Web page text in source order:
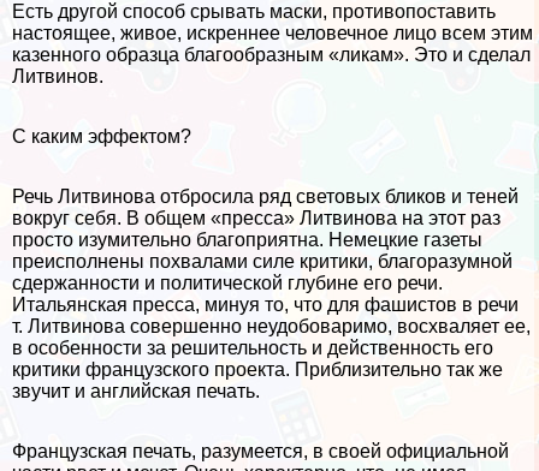
Есть другой способ срывать маски, противопоставить
настоящее, живое, искреннее человечное лицо всем этим
казенного образца благообразным «ликам». Это и сделал
Литвинов.
С каким эффектом?
Речь Литвинова отбросила ряд световых бликов и теней
вокруг себя. В общем «пресса» Литвинова на этот раз
просто изумительно благоприятна. Немецкие газеты
преисполнены похвалами силе критики, благоразумной
сдержанности и политической глубине его речи.
Итальянская пресса, минуя то, что для фашистов в речи
т. Литвинова совершенно неудобоваримо, восхваляет ее,
в особенности за решительность и действенность его
критики французского проекта. Приблизительно так же
звучит и английская печать.
Французская печать, разумеется, в своей официальной